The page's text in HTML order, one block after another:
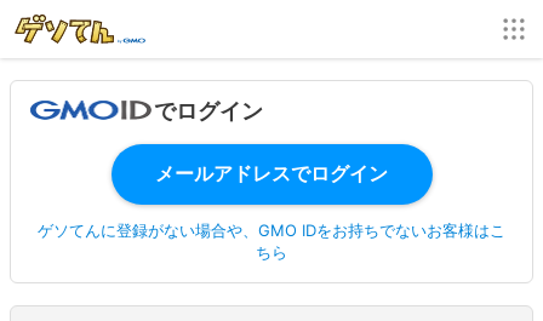
でログイン
ゲソてんに登録がない場合や、GMO IDをお持ちでないお客様はこ
ちら